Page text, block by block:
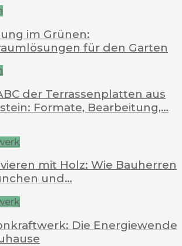
im Grünen:
für den Garten
der Terrassenplatten aus
Formate, Bearbeitung,…
mit Holz: Wie Bauherren
und…
Die Energiewende